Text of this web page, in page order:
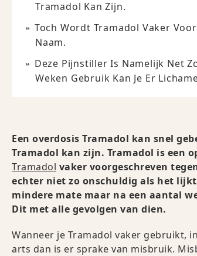
Tramadol Kan Zijn.
Toch Wordt Tramadol Vaker
Naam.
Deze Pijnstiller Is Namelijk Net
Weken Gebruik Kan Je Er
Een overdosis Tramadol kan snel
Tramadol kan zijn. Tramadol is een
Tramadol vaker voorgeschreven
echter niet zo onschuldig als het
mindere mate maar na een aantal
Dit met alle gevolgen van dien.
Wanneer je Tramadol vaker gebruikt,
arts dan is er sprake van misbruik.